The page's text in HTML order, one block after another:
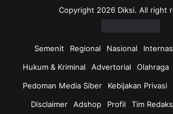
Copyright 2026 Diksi. All right
Semenit Regional Nasional
Hukum & Kriminal
Advertorial Olahraga
Pedoman Media Siber
Kebijakan Privasi
Disclaimer
Adshop Profil Tim